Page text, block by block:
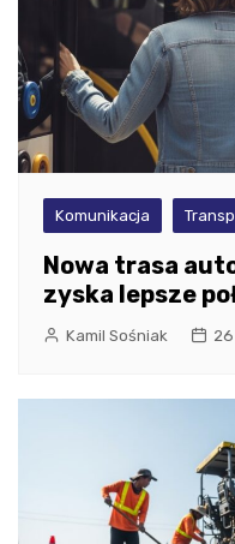
Komunikacja
Nowa trasa
zyska lepsze
Kamil Sośniak